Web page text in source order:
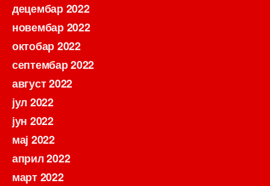
децембар 2022
новембар 2022
октобар 2022
септембар 2022
август 2022
јул 2022
јун 2022
мај 2022
април 2022
март 2022